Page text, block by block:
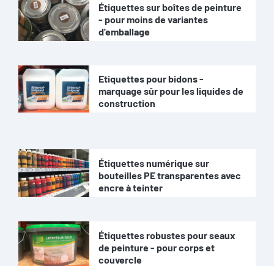
Étiquettes sur boîtes de peinture
- pour moins de variantes
d'emballage
Etiquettes pour bidons -
marquage sûr pour les liquides de
construction
Étiquettes numérique sur
bouteilles PE transparentes avec
encre à teinter
Étiquettes robustes pour seaux
de peinture - pour corps et
couvercle